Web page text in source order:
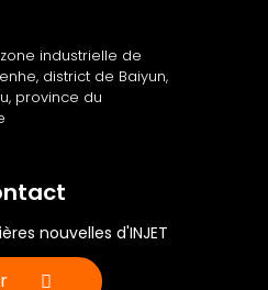
industrielle de
district de Baiyun,
province du
nouvelles d'INJET